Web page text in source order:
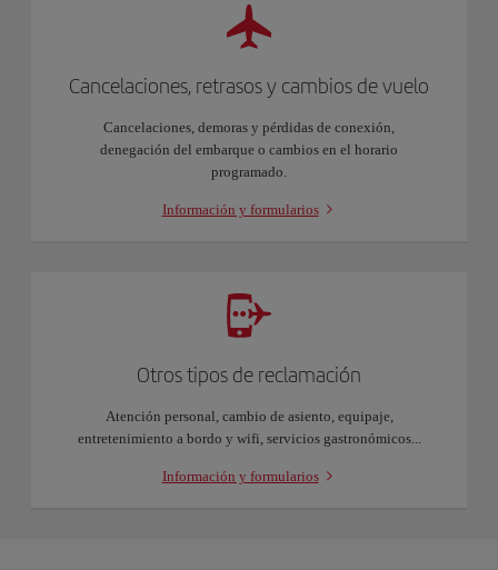
Cancelaciones, retrasos y cambios de vuelo
Cancelaciones, demoras y pérdidas de conexión,
denegación del embarque o cambios en el horario
programado.
Información y formularios
Otros tipos de reclamación
Atención personal, cambio de asiento, equipaje,
entretenimiento a bordo y wifi, servicios gastronómicos...
Información y formularios